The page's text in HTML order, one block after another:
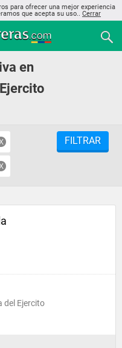
para ofrecer una mejor experiencia
que acepta su uso.. Cerrar
en
FILTRAR
del Ejercito